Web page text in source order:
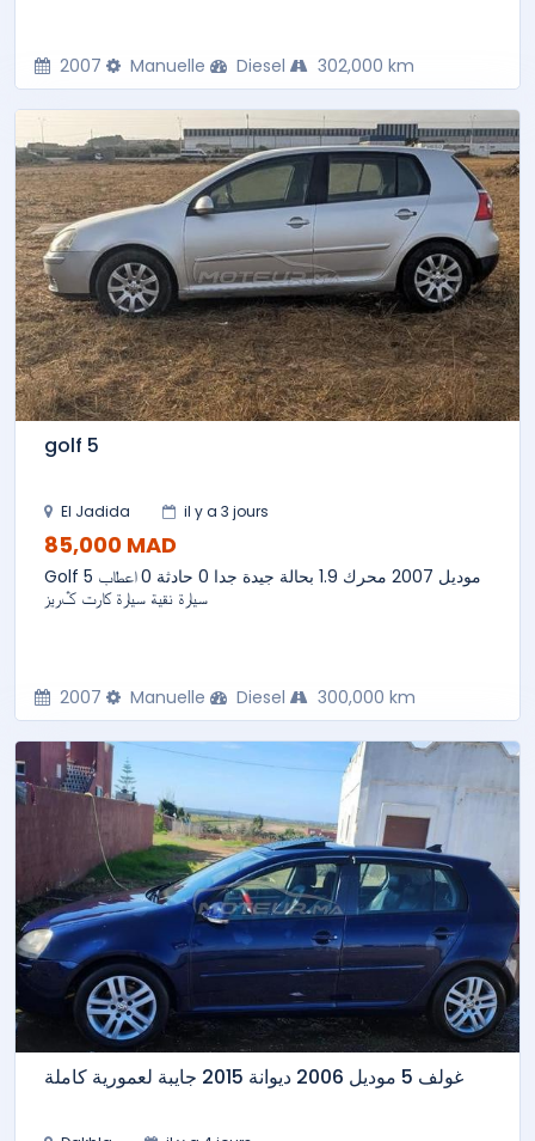
2007 Manuelle Diesel 302,000 km
golf 5
El Jadida il y a 3 jours
85,000 MAD
Golf 5 موديل 2007 محرك 1.9 بحالة جيدة جدا 0 حادثة 0 اعطاب
سيارة نقية سيارة كارت ݣريز
2007 Manuelle Diesel 300,000 km
غولف 5 موديل 2006 ديوانة 2015 جايبة لعمورية كاملة